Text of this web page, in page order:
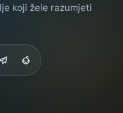
koji žele razumjeti